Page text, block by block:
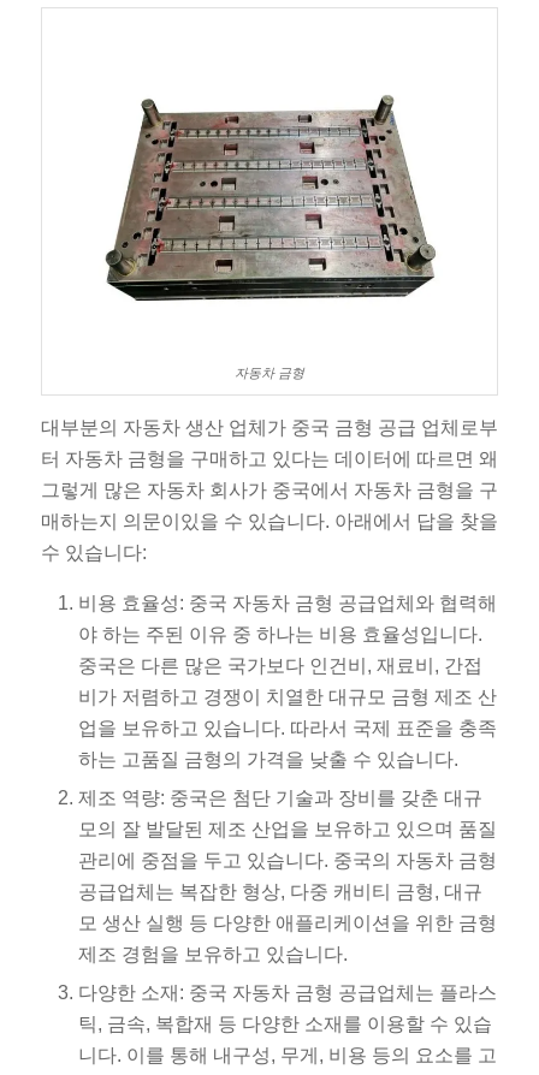
자동차 금형
대부분의 자동차 생산 업체가 중국 금형 공급 업체로부
터 자동차 금형을 구매하고 있다는 데이터에 따르면 왜
그렇게 많은 자동차 회사가 중국에서 자동차 금형을 구
매하는지 의문이있을 수 있습니다. 아래에서 답을 찾을
수 있습니다:
비용 효율성: 중국 자동차 금형 공급업체와 협력해
야 하는 주된 이유 중 하나는 비용 효율성입니다.
중국은 다른 많은 국가보다 인건비, 재료비, 간접
비가 저렴하고 경쟁이 치열한 대규모 금형 제조 산
업을 보유하고 있습니다. 따라서 국제 표준을 충족
하는 고품질 금형의 가격을 낮출 수 있습니다.
제조 역량: 중국은 첨단 기술과 장비를 갖춘 대규
모의 잘 발달된 제조 산업을 보유하고 있으며 품질
관리에 중점을 두고 있습니다. 중국의 자동차 금형
공급업체는 복잡한 형상, 다중 캐비티 금형, 대규
모 생산 실행 등 다양한 애플리케이션을 위한 금형
제조 경험을 보유하고 있습니다.
다양한 소재: 중국 자동차 금형 공급업체는 플라스
틱, 금속, 복합재 등 다양한 소재를 이용할 수 있습
니다. 이를 통해 내구성, 무게, 비용 등의 요소를 고